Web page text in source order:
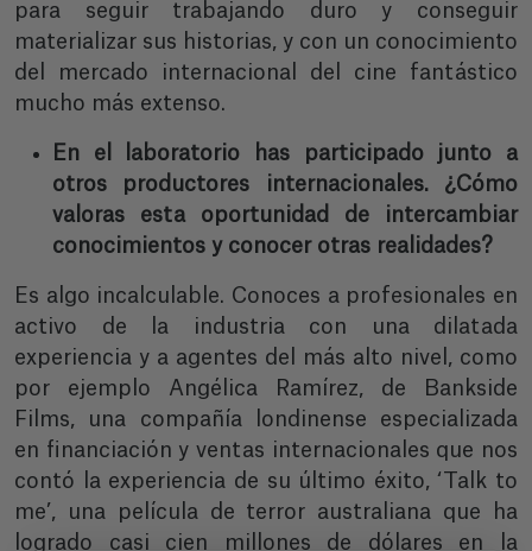
para seguir trabajando duro y conseguir
materializar sus historias, y con un conocimiento
del mercado internacional del cine fantástico
mucho más extenso.
En el laboratorio has participado junto a
otros productores internacionales. ¿Cómo
valoras esta oportunidad de intercambiar
conocimientos y conocer otras realidades?
Es algo incalculable. Conoces a profesionales en
activo de la industria con una dilatada
experiencia y a agentes del más alto nivel, como
por ejemplo Angélica Ramírez, de Bankside
Films, una compañía londinense especializada
en financiación y ventas internacionales que nos
contó la experiencia de su último éxito, ‘Talk to
me’, una película de terror australiana que ha
logrado casi cien millones de dólares en la